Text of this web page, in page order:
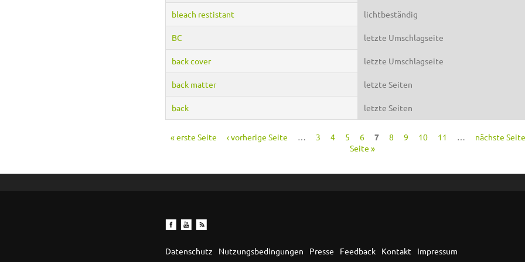
bleach restistant lichtbeständig
BC letzte Umschlagseite
back cover letzte Umschlagseite
back matter letzte Seiten
back letzte Seiten
« erste Seite ‹ vorherige Seite 3 4 5 6 7 8 9 10 11 nächste Seite
Seite »
Datenschutz Nutzungsbedingungen Presse Feedback Kontakt Impressum